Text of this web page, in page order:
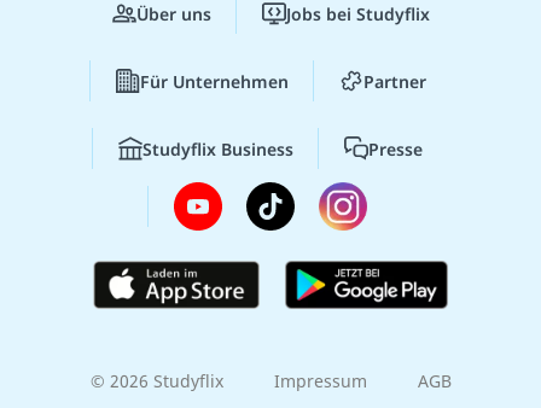
Über uns Jobs bei Studyflix
Für Unternehmen Partner
Studyflix Business Presse
© 2026 Studyflix Impressum AGB